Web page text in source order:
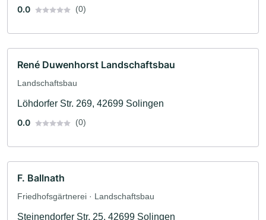
0.0
(0)
René Duwenhorst Landschaftsbau
Landschaftsbau
Löhdorfer Str. 269, 42699 Solingen
0.0
(0)
F. Ballnath
Friedhofsgärtnerei · Landschaftsbau
Steinendorfer Str. 25, 42699 Solingen